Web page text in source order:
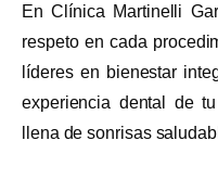
En Clínica Martinelli
respeto en cada
líderes en bienestar
experiencia dental de
llena de sonrisas